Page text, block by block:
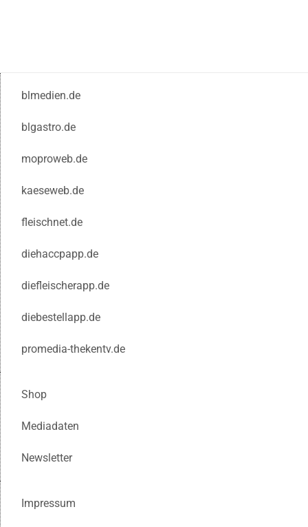
blmedien.de
blgastro.de
moproweb.de
kaeseweb.de
fleischnet.de
diehaccpapp.de
diefleischerapp.de
diebestellapp.de
promedia-thekentv.de
Shop
Mediadaten
Newsletter
Impressum